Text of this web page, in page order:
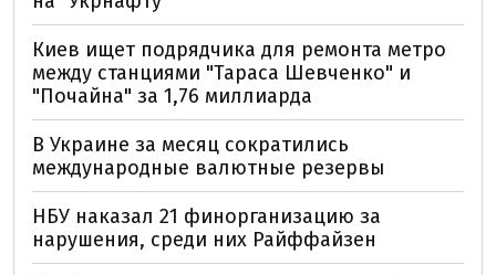
Киев ищет подрядчика для ремонта метро
между станциями "Тараса Шевченко" и
"Почайна" за 1,76 миллиарда
В Украине за месяц сократились
международные валютные резервы
НБУ наказал 21 финорганизацию за
нарушения, среди них Райффайзен